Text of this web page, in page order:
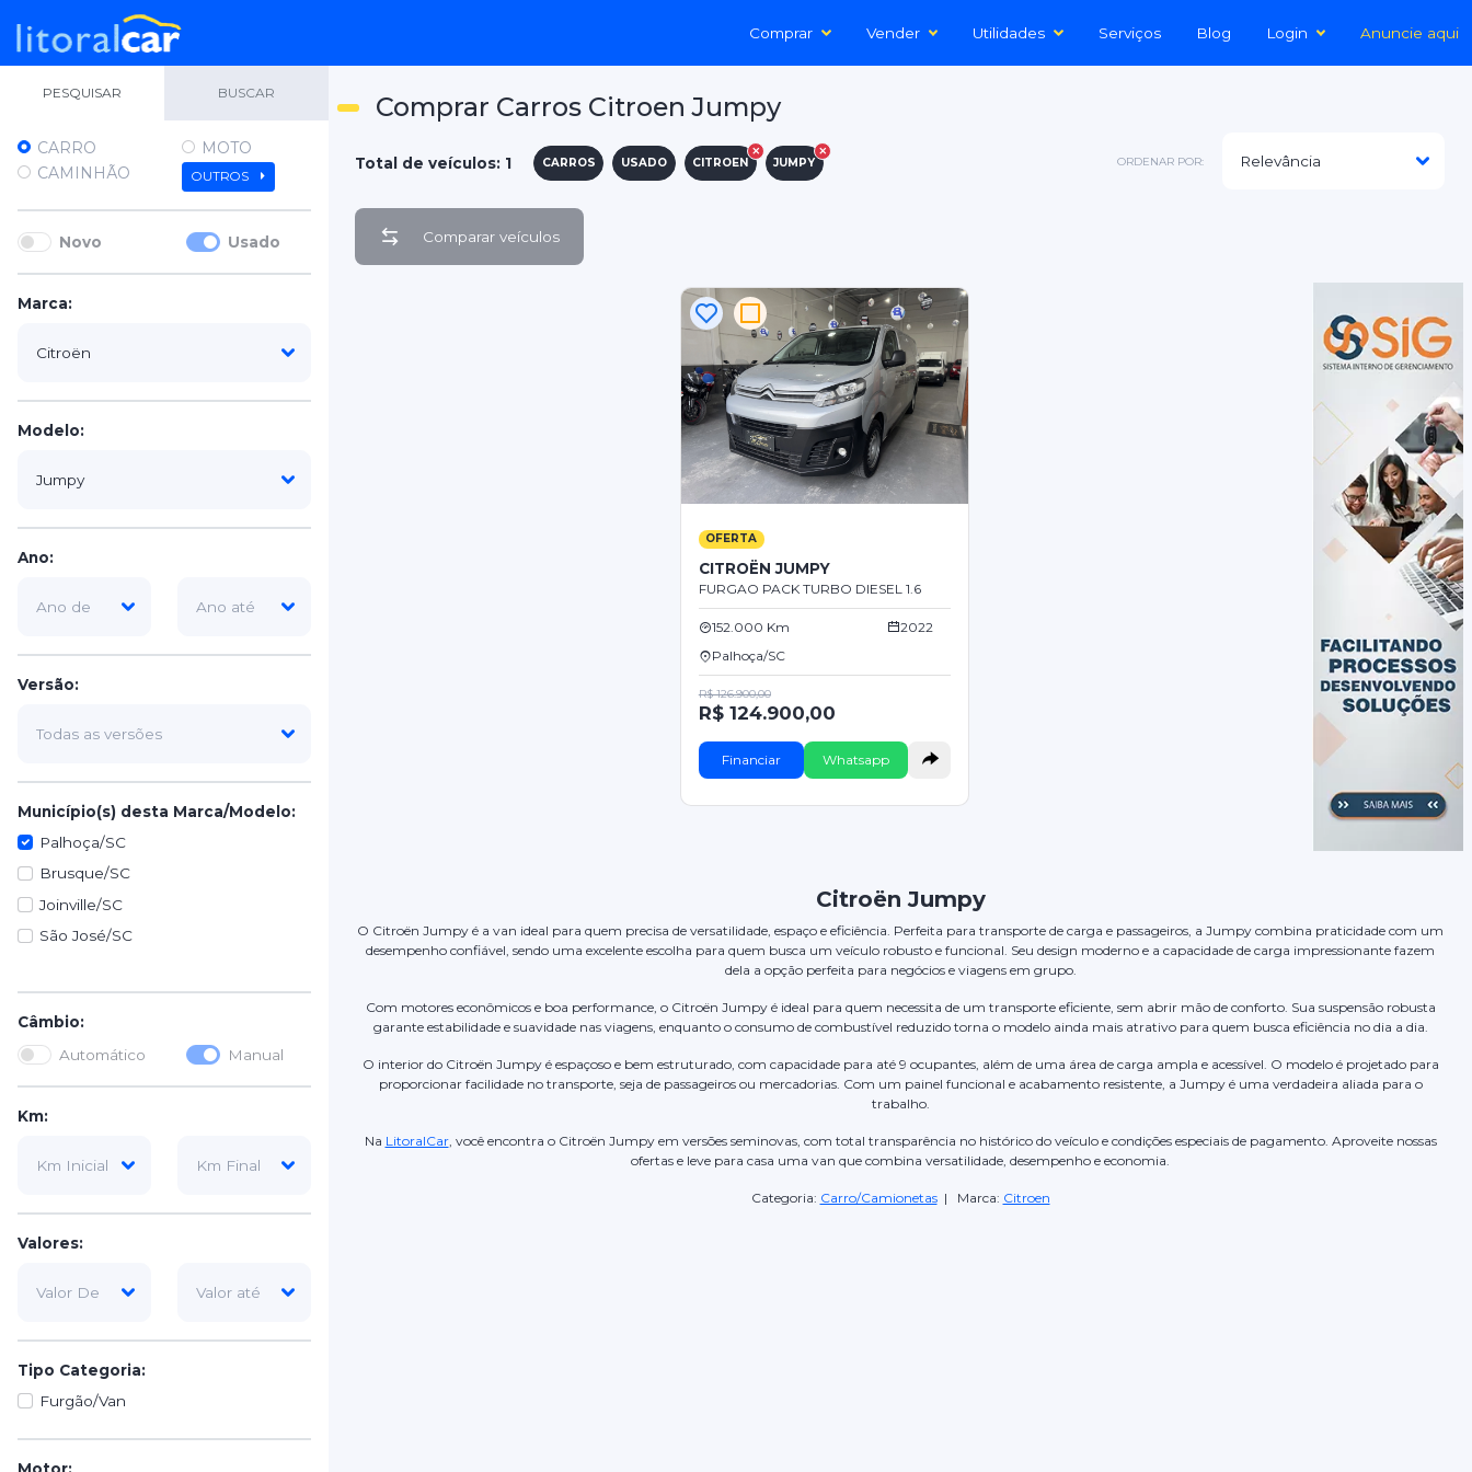
Comprar Vender Utilidades Serviços Blog Login Anuncie aqui
PESQUISAR BUSCAR
CARRO
MOTO
CAMINHÃO
OUTROS
Novo Usado
Marca:
Modelo:
Ano:
Versão:
Município(s) desta Marca/Modelo:
Palhoça/SC
Brusque/SC
Joinville/SC
São José/SC
Câmbio:
Automático
Manual
Km:
Valores:
Tipo Categoria:
Furgão/Van
Comprar Carros Citroen Jumpy
Total de veículos: 1 CARROS USADO CITROEN JUMPY ORDENAR POR:
Comparar veículos
OFERTA
CITROËN JUMPY
FURGAO PACK TURBO DIESEL 1.6
152.000 Km
2022
Palhoça/SC
R$ 126.900,00
R$ 124.900,00
Financiar Whatsapp
Citroën Jumpy
O Citroën Jumpy é a van ideal para quem precisa de versatilidade, espaço e eficiência. Perfeita para transporte de carga e passageiros, a Jumpy combina praticidade com um
desempenho confiável, sendo uma excelente escolha para quem busca um veículo robusto e funcional. Seu design moderno e a capacidade de carga impressionante fazem
dela a opção perfeita para negócios e viagens em grupo.
Com motores econômicos e boa performance, o Citroën Jumpy é ideal para quem necessita de um transporte eficiente, sem abrir mão de conforto. Sua suspensão robusta
garante estabilidade e suavidade nas viagens, enquanto o consumo de combustível reduzido torna o modelo ainda mais atrativo para quem busca eficiência no dia a dia.
O interior do Citroën Jumpy é espaçoso e bem estruturado, com capacidade para até 9 ocupantes, além de uma área de carga ampla e acessível. O modelo é projetado para
proporcionar facilidade no transporte, seja de passageiros ou mercadorias. Com um painel funcional e acabamento resistente, a Jumpy é uma verdadeira aliada para o
trabalho.
Na LitoralCar, você encontra o Citroën Jumpy em versões seminovas, com total transparência no histórico do veículo e condições especiais de pagamento. Aproveite nossas
ofertas e leve para casa uma van que combina versatilidade, desempenho e economia.
Categoria: Carro/Camionetas| Marca: Citroen